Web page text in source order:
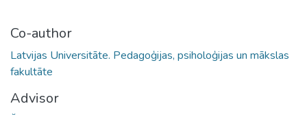
Co-author
Latvijas Universitāte. Pedagoģijas, psiholoģijas un mākslas
fakultāte
Advisor